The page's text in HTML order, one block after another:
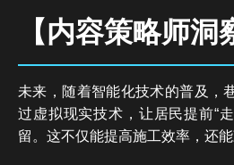
【内容策略师洞
未来，随着智能化技术的普及，
过虚拟现实技术，让居民提前“
留。这不仅能提高施工效率，还